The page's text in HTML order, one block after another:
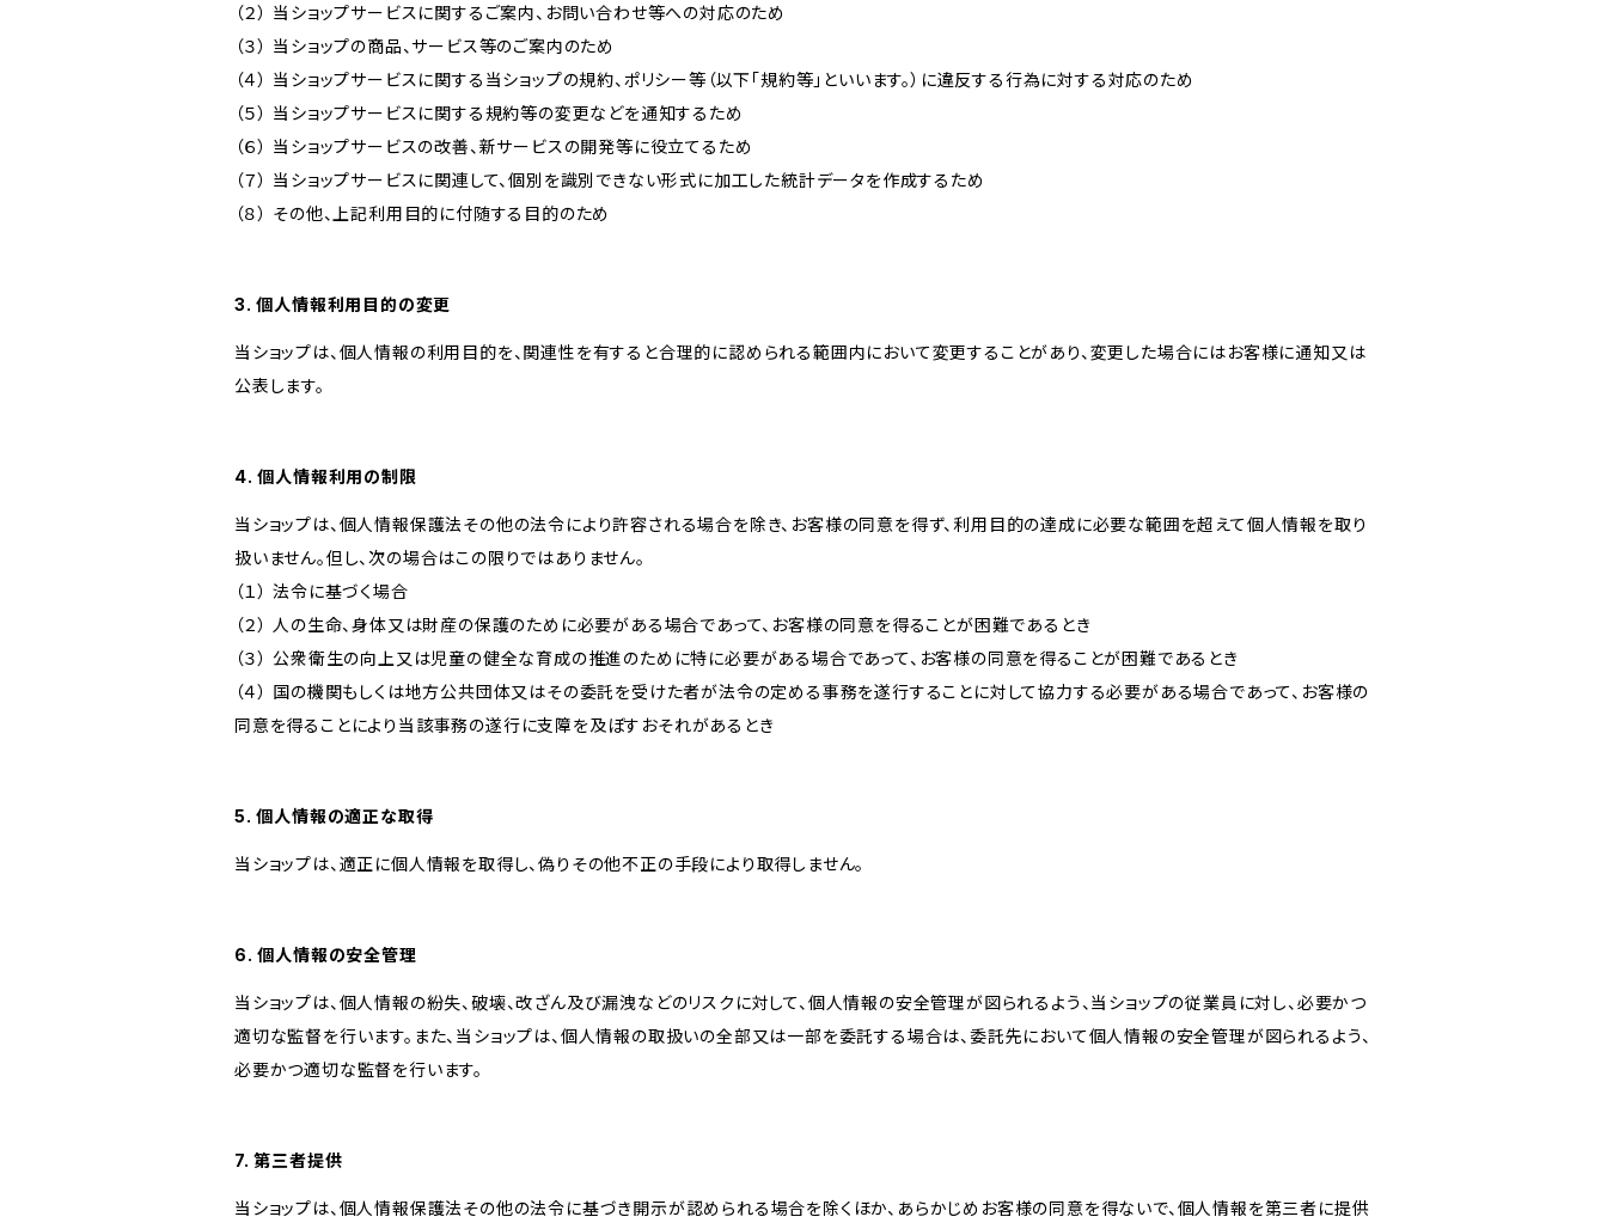
（２） 当ショップサービスに関するご案内、お問い合わせ等への対応のため
（３） 当ショップの商品、サービス等のご案内のため
（４） 当ショップサービスに関する当ショップの規約、ポリシー等（以下「規約等」といいます。）に違反する行為に対する対応のため
（５） 当ショップサービスに関する規約等の変更などを通知するため
（６） 当ショップサービスの改善、新サービスの開発等に役立てるため
（７） 当ショップサービスに関連して、個別を識別できない形式に加工した統計データを作成するため
（８） その他、上記利用目的に付随する目的のため
3. 個人情報利用目的の変更
当ショップは、個人情報の利用目的を、関連性を有すると合理的に認められる範囲内において変更することがあり、変更した場合にはお客様に通知又は
公表します。
4. 個人情報利用の制限
当ショップは、個人情報保護法その他の法令により許容される場合を除き、お客様の同意を得ず、利用目的の達成に必要な範囲を超えて個人情報を取り
扱いません。但し、次の場合はこの限りではありません。
（１） 法令に基づく場合
（２） 人の生命、身体又は財産の保護のために必要がある場合であって、お客様の同意を得ることが困難であるとき
（３） 公衆衛生の向上又は児童の健全な育成の推進のために特に必要がある場合であって、お客様の同意を得ることが困難であるとき
（４） 国の機関もしくは地方公共団体又はその委託を受けた者が法令の定める事務を遂行することに対して協力する必要がある場合であって、お客様の
同意を得ることにより当該事務の遂行に支障を及ぼすおそれがあるとき
5. 個人情報の適正な取得
当ショップは、適正に個人情報を取得し、偽りその他不正の手段により取得しません。
6. 個人情報の安全管理
当ショップは、個人情報の紛失、破壊、改ざん及び漏洩などのリスクに対して、個人情報の安全管理が図られるよう、当ショップの従業員に対し、必要かつ
適切な監督を行います。また、当ショップは、個人情報の取扱いの全部又は一部を委託する場合は、委託先において個人情報の安全管理が図られるよう、
必要かつ適切な監督を行います。
7. 第三者提供
当ショップは、個人情報保護法その他の法令に基づき開示が認められる場合を除くほか、あらかじめお客様の同意を得ないで、個人情報を第三者に提供